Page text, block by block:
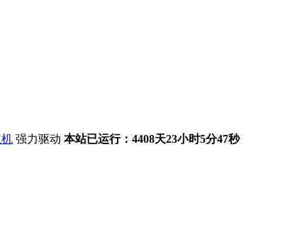
强力驱动 本站已运行：4408天23小时5分47秒